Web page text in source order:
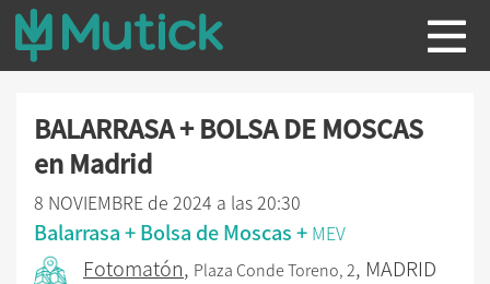
BALARRASA + BOLSA DE MOSCAS
en Madrid
8 NOVIEMBRE de 2024 a las 20:30
Balarrasa + Bolsa de Moscas + MEV
Fotomatón, Plaza Conde Toreno, 2, MADRID